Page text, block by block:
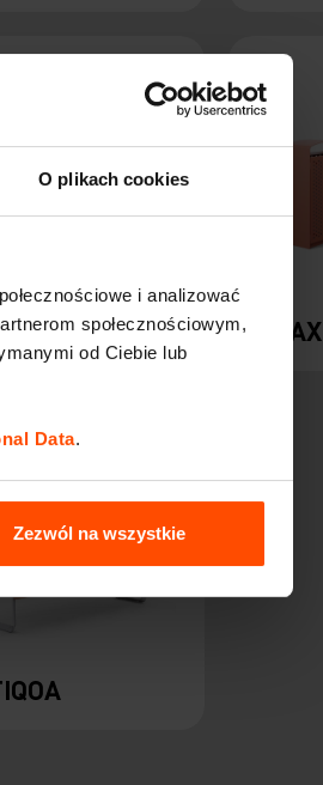
O plikach cookies
i analizować
społecznościowym,
od Ciebie lub
Data.
Zezwól na wszystkie
PRAX